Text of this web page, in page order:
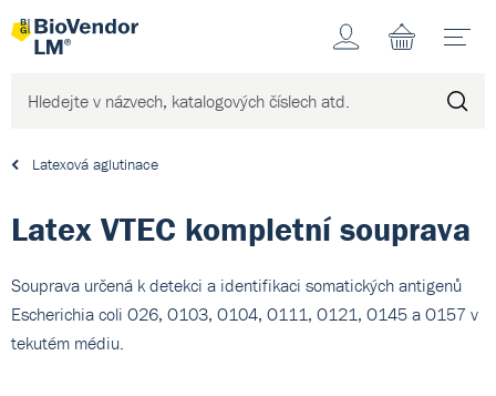
Účet
Latexová aglutinace
Latex VTEC kompletní souprava
Souprava určená k detekci a identifikaci somatických antigenů
Escherichia coli O26, O103, O104, O111, O121, O145 a O157 v
tekutém médiu.